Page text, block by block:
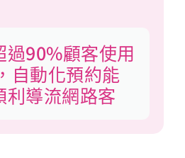
過90%顧客使用
自動化預約能
利導流網路客